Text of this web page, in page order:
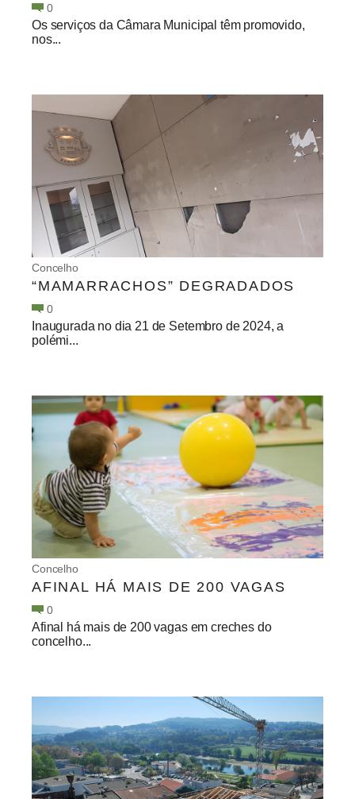
0
Os serviços da Câmara Municipal têm promovido,
nos...
Concelho
“MAMARRACHOS” DEGRADADOS
0
Inaugurada no dia 21 de Setembro de 2024, a
polémi...
Concelho
AFINAL HÁ MAIS DE 200 VAGAS
0
Afinal há mais de 200 vagas em creches do
concelho...